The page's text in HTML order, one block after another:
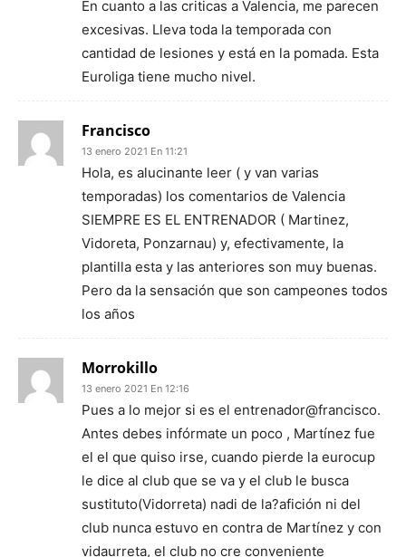
En cuanto a las criticas a Valencia, me parecen
excesivas. Lleva toda la temporada con
cantidad de lesiones y está en la pomada. Esta
Euroliga tiene mucho nivel.
Francisco
13 enero 2021 En 11:21
Hola, es alucinante leer ( y van varias
temporadas) los comentarios de Valencia
SIEMPRE ES EL ENTRENADOR ( Martinez,
Vidoreta, Ponzarnau) y, efectivamente, la
plantilla esta y las anteriores son muy buenas.
Pero da la sensación que son campeones todos
los años
Morrokillo
13 enero 2021 En 12:16
Pues a lo mejor si es el entrenador@francisco.
Antes debes infórmate un poco , Martínez fue
el el que quiso irse, cuando pierde la eurocup
le dice al club que se va y el club le busca
sustituto(Vidorreta) nadi de la?afición ni del
club nunca estuvo en contra de Martínez y con
vidaurreta, el club no cre conveniente